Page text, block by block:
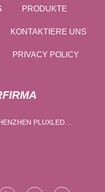
PRODUKTE
KONTAKTIERE UNS
PRIVACY POLICY
PLUXLED